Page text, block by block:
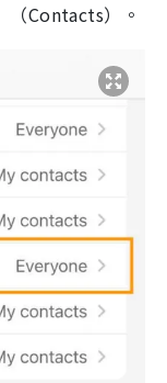
（Contacts）。